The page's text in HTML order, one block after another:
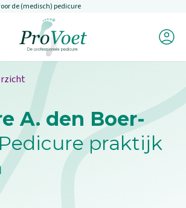
inhoud gaan
de (medisch) pedicure
Ga naar de homepagina
Mijn
A. den Boer-
Pedicure praktijk